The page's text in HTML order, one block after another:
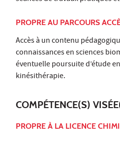
PROPRE AU PARCOURS
Accès à un contenu
connaissances en sciences
éventuelle poursuite d’étude
kinésithérapie.
COMPÉTENCE(S)
PROPRE À LA LICENCE